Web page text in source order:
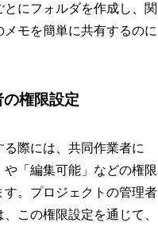
とにフォルダを作成し、関
メモを簡単に共有するのに
権限設定
る際には、共同作業者に
や「編集可能」などの権限
す。プロジェクトの管理者
この権限設定を通じて、